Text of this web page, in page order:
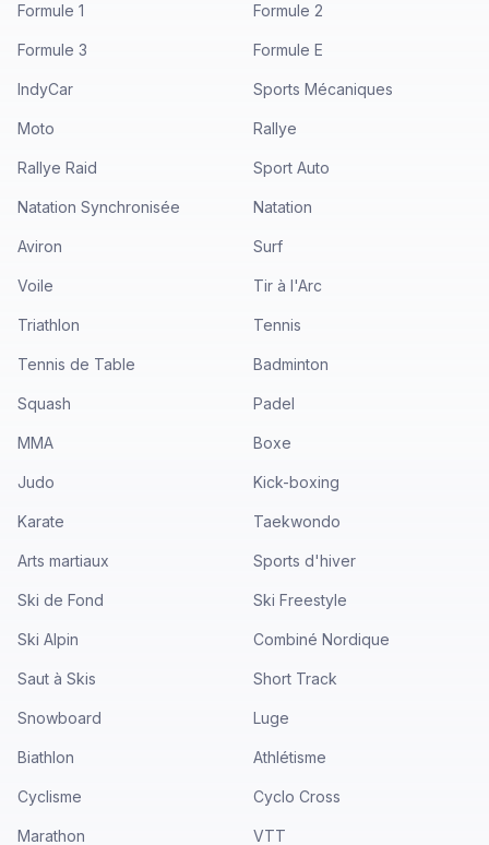
Formule 1 Formule 2
Formule 3 Formule E
IndyCar Sports Mécaniques
Moto Rallye
Rallye Raid Sport Auto
Natation Synchronisée Natation
Aviron Surf
Voile Tir à l'Arc
Triathlon Tennis
Tennis de Table Badminton
Squash Padel
MMA Boxe
Judo Kick-boxing
Karate Taekwondo
Arts martiaux Sports d'hiver
Ski de Fond Ski Freestyle
Ski Alpin Combiné Nordique
Saut à Skis Short Track
Snowboard Luge
Biathlon Athlétisme
Cyclisme Cyclo Cross
Marathon VTT